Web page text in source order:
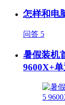
怎样和电
问答 5
暑假装机
9600X+